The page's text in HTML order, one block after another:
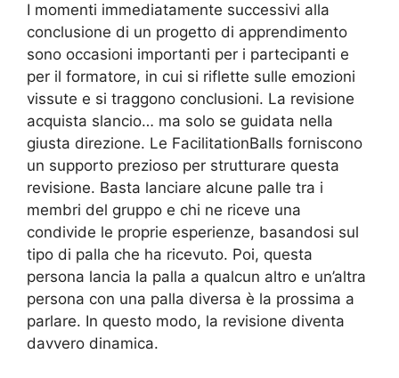
I momenti immediatamente successivi alla
conclusione di un progetto di apprendimento
sono occasioni importanti per i partecipanti e
per il formatore, in cui si riflette sulle emozioni
vissute e si traggono conclusioni. La revisione
acquista slancio… ma solo se guidata nella
giusta direzione. Le FacilitationBalls forniscono
un supporto prezioso per strutturare questa
revisione. Basta lanciare alcune palle tra i
membri del gruppo e chi ne riceve una
condivide le proprie esperienze, basandosi sul
tipo di palla che ha ricevuto. Poi, questa
persona lancia la palla a qualcun altro e un’altra
persona con una palla diversa è la prossima a
parlare. In questo modo, la revisione diventa
davvero dinamica.